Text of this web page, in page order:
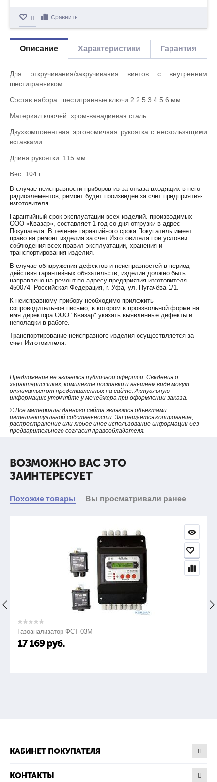
Сравнить
Описание Характеристики Гарантия
Для откручивания/закручивания винтов с внутренним
шестигранником.
Состав набора: шестигранные ключи 2 2.5 3 4 5 6 мм.
Материал ключей: хром-ванадиевая сталь.
Двухкомпонентная эргономичная рукоятка с нескользящими
вставками.
Длина рукоятки: 115 мм.
Вес: 104 г.
В случае неисправности приборов из-за отказа входящих в него
радиоэлементов, ремонт будет произведен за счет предприятия-
изготовителя.
Гарантийный срок эксплуатации всех изделий, производимых
ООО «Квазар», составляет 1 год со дня отгрузки в адрес
Покупателя. В течение гарантийного срока Покупатель имеет
право на ремонт изделия за счет Изготовителя при условии
соблюдения всех правил эксплуатации, хранения и
транспортирования изделия.
В случае обнаружения дефектов и неисправностей в период
действия гарантийных обязательств, изделие должно быть
направлено на ремонт по адресу предприятия-изготовителя —
450074, Российская Федерация, г. Уфа, ул. Пугачёва 1/1.
К неисправному прибору необходимо приложить
сопроводительное письмо, в котором в произвольной форме на
имя директора ООО "Квазар" указать выявленные дефекты и
неполадки в работе.
Транспортирование неисправного изделия осуществляется за
счет Изготовителя.
Предложение не является публичной офертой. Сведения о
характеристиках, комплекте поставки и внешнем виде могут
отличаться от представленных на сайте. Актуальную
информацию уточняйте у менеджера при оформлении заказа.
© Все материалы данного сайта являются объектами
интеллектуальной собственности. Запрещается копирование,
распространение или любое иное использование информации без
предварительного согласия правообладателя.
ВОЗМОЖНО ВАС ЭТО
ЗАИНТЕРЕСУЕТ
Похожие товары Вы просматривали ранее
Газоанализатор ФСТ-03М
17 169 руб.
КАБИНЕТ ПОКУПАТЕЛЯ
КОНТАКТЫ